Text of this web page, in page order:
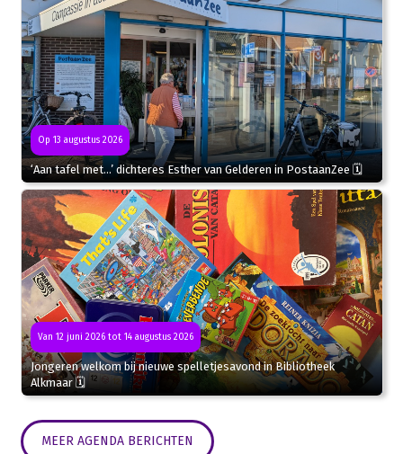
Op 13 augustus 2026
‘Aan tafel met…’ dichteres Esther van Gelderen in PostaanZee 🗓
Van 12 juni 2026 tot 14 augustus 2026
Jongeren welkom bij nieuwe spelletjesavond in Bibliotheek
Alkmaar 🗓
MEER AGENDA BERICHTEN